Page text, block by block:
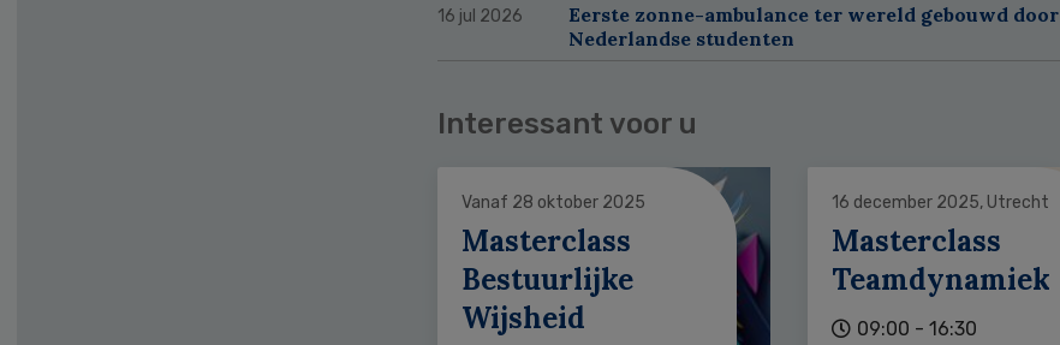
16 jul 2026
Eerste zonne-ambulance ter wereld gebouwd door
Nederlandse studenten
Interessant voor u
Vanaf 28 oktober 2025
Masterclass
Bestuurlijke
Wijsheid
16 december 2025, Utrecht
Masterclass
Teamdynamiek
09:00 - 16:30